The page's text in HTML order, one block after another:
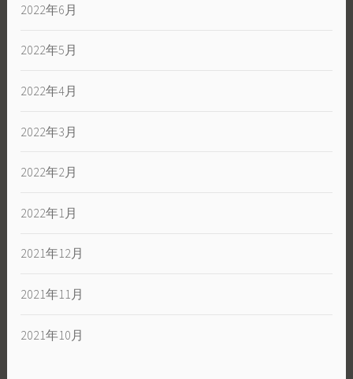
2022年6月
2022年5月
2022年4月
2022年3月
2022年2月
2022年1月
2021年12月
2021年11月
2021年10月